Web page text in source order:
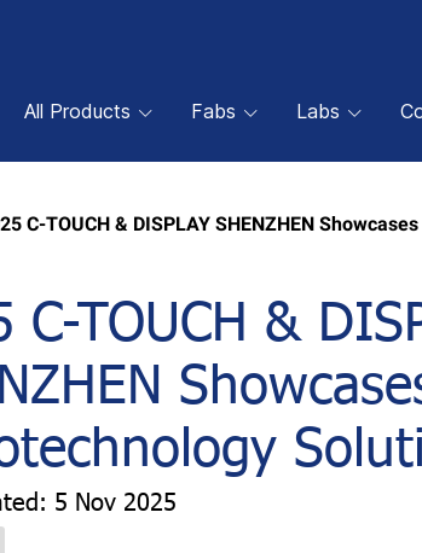
All Products Fabs Labs
C-TOUCH & DISPLAY SHENZHEN
C-TOUCH &
5 Nov 2025